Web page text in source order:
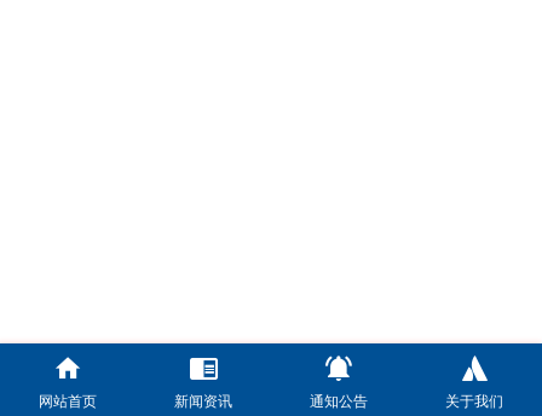
网站首页 新闻资讯 通知公告 关于我们